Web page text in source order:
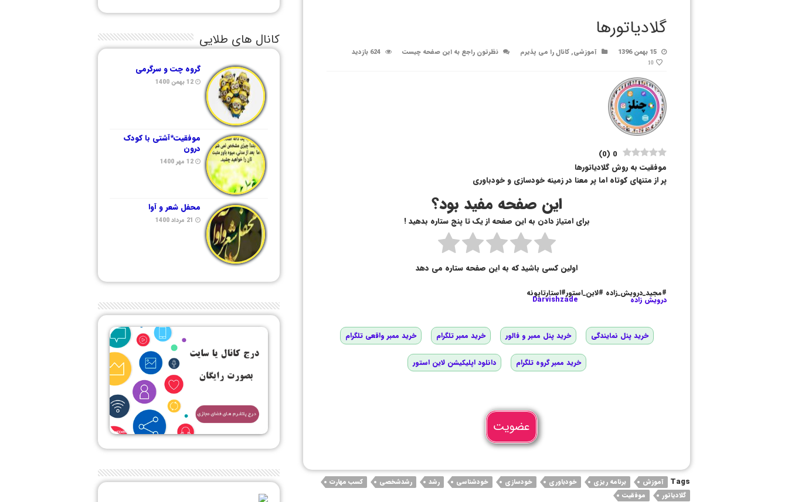
گلادیاتورها
15 بهمن 1396 آموزشی,کانال را می پذیرم نظرتون راجع به این صفحه چیست 624 بازدید
10
0
(
0
)
موفقیت به روش گلادیاتورها
پر از متنهای کوتاه اما پر معنا در زمینه خودسازی و خودباوری
این صفحه مفید بود؟
برای امتیاز دادن به این صفحه از یک تا پنج ستاره بدهید !
اولین کسی باشید که به این صفحه ستاره می دهد
#مجید_درویش_زاده #لاین_استور#استارتاپونه
درویش زاده Darvishzade
خرید پنل نمایندگی خرید پنل ممبر و فالور خرید ممبر تلگرام خرید ممبر واقعی تلگرام
خرید ممبر گروه تلگرام دانلود اپلیکیشن لاین استور
عضویت
Tags آموزش برنامه ریزی خودباوری خودسازی خودشناسی رشد رشدشخصی
کسب مهارت
گلادیاتور
موفقیت
کانال های طلایی
گروه چت و سرگرمی
12 بهمن 1400
موفقیت*آشتی با کودک
درون
12 مهر 1400
محفل شعر و آوا
21 مرداد 1400